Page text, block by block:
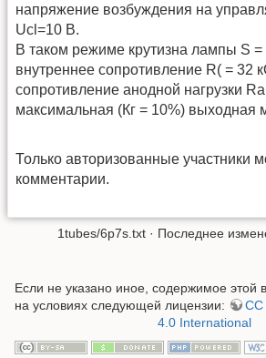
напряжение возбуждения на
Ucl=10 В.
В таком режиме крутизна лампы S
внутреннее сопротивление R( = 32
сопротивление анодной нагрузки
максимальная (Кг = 10%) выходная
Только авторизованные участники
комментарии.
1tubes/6p7s.txt · Последнее
Если не указано иное, содержимое этой
на условиях следующей лицензии:
CC
4.0 International